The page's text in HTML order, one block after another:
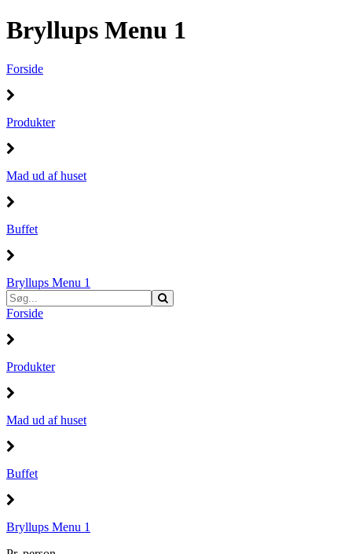
Bryllups Menu 1
Forside
Produkter
Mad ud af huset
Buffet
Bryllups Menu 1
Forside
Produkter
Mad ud af huset
Buffet
Bryllups Menu 1